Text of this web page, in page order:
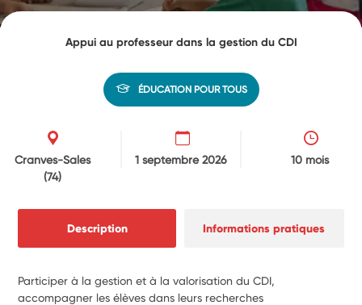
Appui au professeur dans la gestion du CDI
ÉDUCATION POUR TOUS
Cranves-Sales
(74)
1 septembre 2026 10 mois
Description Informations pratiques
Participer à la gestion et à la valorisation du CDI,
accompagner les élèves dans leurs recherches